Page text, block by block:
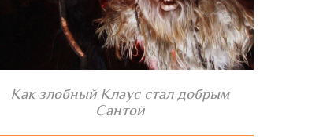
Как злобный Клаус стал добрым
Сантой